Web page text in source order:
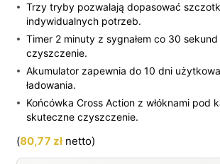
Trzy tryby pozwalają dopasować
indywidualnych potrzeb.
Timer 2 minuty z sygnałem co 30 sekund
czyszczenie.
Akumulator zapewnia do 10 dni
ładowania.
Końcówka Cross Action z włóknami pod
skuteczne czyszczenie.
(80,77 złnetto)